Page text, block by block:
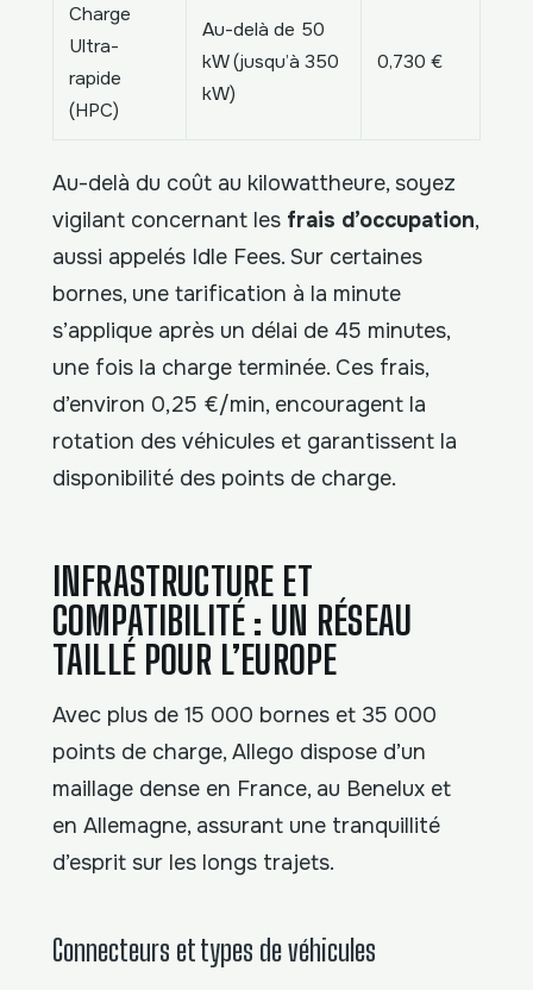
Charge
Ultra-
rapide
(HPC)
Au-delà de 50
kW (jusqu’à 350
kW)
0,730 €
Au-delà du coût au kilowattheure, soyez
vigilant concernant les frais d’occupation,
aussi appelés Idle Fees. Sur certaines
bornes, une tarification à la minute
s’applique après un délai de 45 minutes,
une fois la charge terminée. Ces frais,
d’environ 0,25 €/min, encouragent la
rotation des véhicules et garantissent la
disponibilité des points de charge.
INFRASTRUCTURE ET
COMPATIBILITÉ : UN RÉSEAU
TAILLÉ POUR L’EUROPE
Avec plus de 15 000 bornes et 35 000
points de charge, Allego dispose d’un
maillage dense en France, au Benelux et
en Allemagne, assurant une tranquillité
d’esprit sur les longs trajets.
Connecteurs et types de véhicules